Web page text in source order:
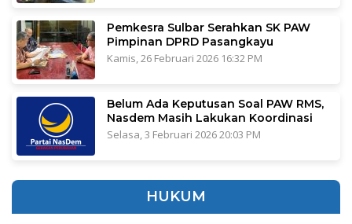
Pemkesra Sulbar Serahkan SK PAW
Pimpinan DPRD Pasangkayu
Kamis, 26 Februari 2026 16:32 PM
Belum Ada Keputusan Soal PAW RMS,
Nasdem Masih Lakukan Koordinasi
Selasa, 3 Februari 2026 20:03 PM
HUKUM